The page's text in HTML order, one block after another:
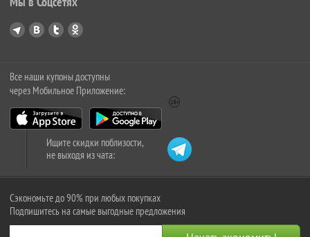
Все наши купоны доступны
через Мобильное Приложение:
Ищите скидки поблизости,
не выходя из чата:
Сэкономьте до 90% при любых покупках
Подпишитесь на самые выгодные предложения